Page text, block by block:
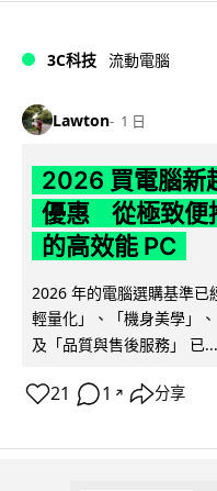
3C科技 流動電腦
Lawton 1 日
2026 買電腦新
優惠 從極致便
的高效能 PC
2026 年的電腦選購基準已
輕量化」、「機身美學」
及「品質與售後服務」 已...
21 1 ↗ 分享